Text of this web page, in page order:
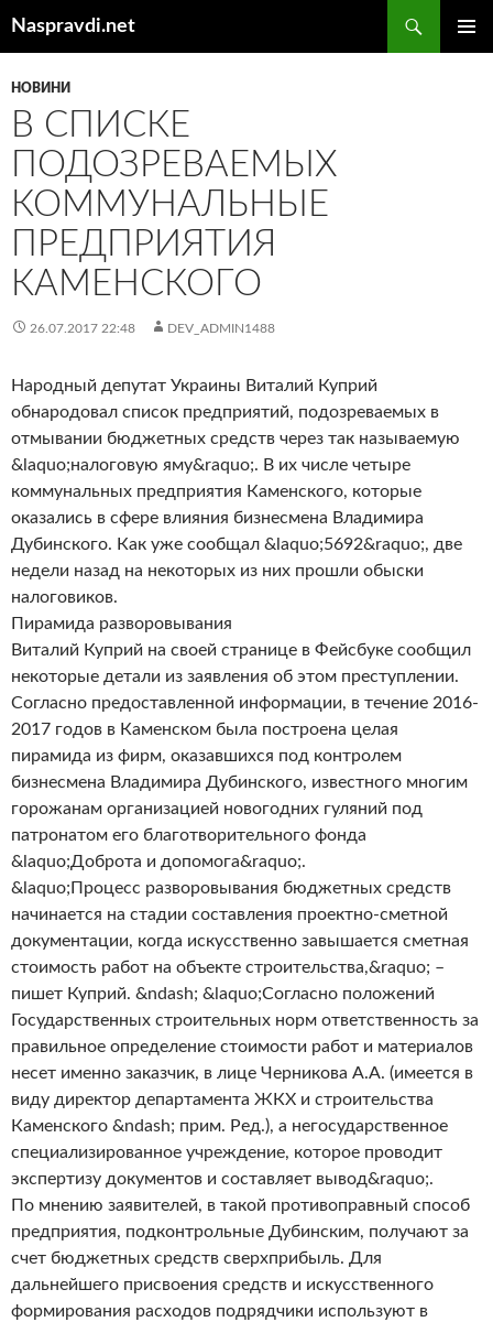
Naspravdi.net
НОВИНИ
В СПИСКЕ
ПОДОЗРЕВАЕМЫХ
КОММУНАЛЬНЫЕ
ПРЕДПРИЯТИЯ
КАМЕНСКОГО
26.07.2017 22:48 DEV_ADMIN1488
Народный депутат Украины Виталий Куприй
обнародовал список предприятий, подозреваемых в
отмывании бюджетных средств через так называемую
&laquo;налоговую яму&raquo;. В их числе четыре
коммунальных предприятия Каменского, которые
оказались в сфере влияния бизнесмена Владимира
Дубинского. Как уже сообщал &laquo;5692&raquo;, две
недели назад на некоторых из них прошли обыски
налоговиков.
Пирамида разворовывания
Виталий Куприй на своей странице в Фейсбуке сообщил
некоторые детали из заявления об этом преступлении.
Согласно предоставленной информации, в течение 2016-
2017 годов в Каменском была построена целая
пирамида из фирм, оказавшихся под контролем
бизнесмена Владимира Дубинского, известного многим
горожанам организацией новогодних гуляний под
патронатом его благотворительного фонда
&laquo;Доброта и допомога&raquo;.
&laquo;Процесс разворовывания бюджетных средств
начинается на стадии составления проектно-сметной
документации, когда искусственно завышается сметная
стоимость работ на объекте строительства,&raquo; –
пишет Куприй. &ndash; &laquo;Согласно положений
Государственных строительных норм ответственность за
правильное определение стоимости работ и материалов
несет именно заказчик, в лице Черникова А.А. (имеется в
виду директор департамента ЖКХ и строительства
Каменского &ndash; прим. Ред.), а негосударственное
специализированное учреждение, которое проводит
экспертизу документов и составляет вывод&raquo;.
По мнению заявителей, в такой противоправный способ
предприятия, подконтрольные Дубинским, получают за
счет бюджетных средств сверхприбыль. Для
дальнейшего присвоения средств и искусственного
формирования расходов подрядчики используют в